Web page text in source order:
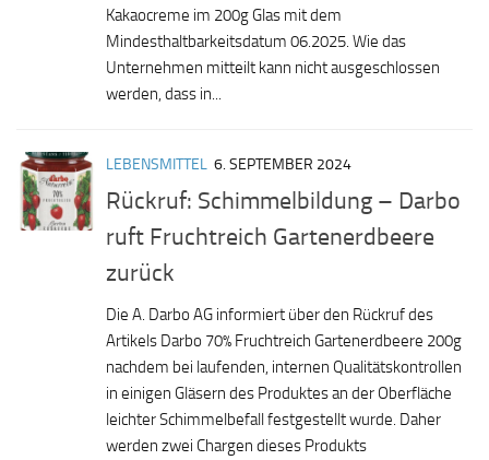
Kakaocreme im 200g Glas mit dem
Mindesthaltbarkeitsdatum 06.2025. Wie das
Unternehmen mitteilt kann nicht ausgeschlossen
werden, dass in...
LEBENSMITTEL 6. SEPTEMBER 2024
Rückruf: Schimmelbildung – Darbo
ruft Fruchtreich Gartenerdbeere
zurück
Die A. Darbo AG informiert über den Rückruf des
Artikels Darbo 70% Fruchtreich Gartenerdbeere 200g
nachdem bei laufenden, internen Qualitätskontrollen
in einigen Gläsern des Produktes an der Oberfläche
leichter Schimmelbefall festgestellt wurde. Daher
werden zwei Chargen dieses Produkts